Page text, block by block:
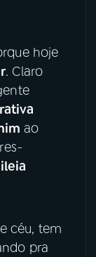
hoje
. Claro
ao
céu, tem
pra